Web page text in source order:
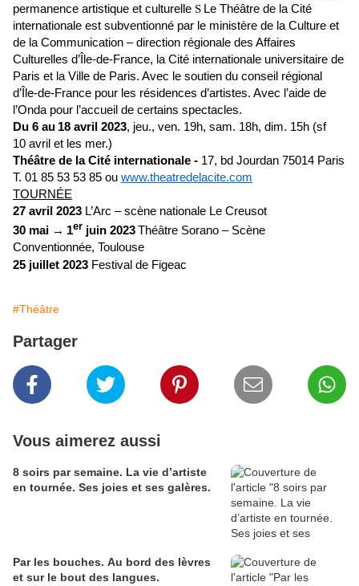
permanence artistique et culturelle S Le Théâtre de la Cité
internationale est subventionné par le ministère de la Culture et
de la Communication – direction régionale des Affaires
Culturelles d’Île-de-France, la Cité internationale universitaire de
Paris et la Ville de Paris. Avec le soutien du conseil régional
d’Île-de-France pour les résidences d’artistes. Avec l’aide de
l’Onda pour l’accueil de certains spectacles.
Du 6 au 18 avril 2023, jeu., ven. 19h, sam. 18h, dim. 15h (sf
10 avril et les mer.)
Théâtre de la Cité internationale - 17, bd Jourdan 75014 Paris
T. 01 85 53 53 85 ou www.theatredelacite.com
TOURNÉE
27 avril 2023 L’Arc – scène nationale Le Creusot
30 mai → 1er juin 2023Théâtre Sorano – Scène
Conventionnée, Toulouse
25 juillet 2023 Festival de Figeac
#Théâtre
Partager
Vous aimerez aussi
8 soirs par semaine. La vie d’artiste
en tournée. Ses joies et ses galères.
Par les bouches. Au bord des lèvres
et sur le bout des langues.